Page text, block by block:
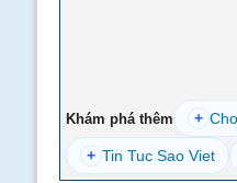
Khám phá thêm +
+ Tin Tuc Sao Viet